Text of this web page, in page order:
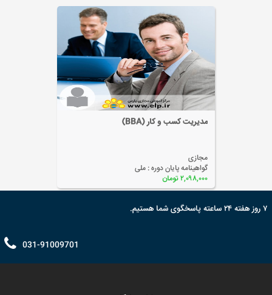
مدیریت کسب و کار (BBA)
مجازی
گواهینامه پایان دوره : ملی
۲,۰۹۸,۰۰۰ تومان
۷ روز هفته ۲۴ ساعته پاسخگوی شما هستیم.
031-91009701